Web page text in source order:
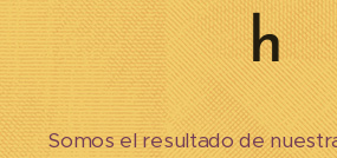
h
Somos el resultado de